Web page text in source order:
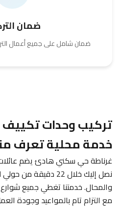
ضمان
ضمان شامل على جميع أعمال
تركيب وحدات
خدمة محلية تعرف
غرناطة حي سكني هادئ يضم
نصل إليك خلال 22
والمحال. خدمتنا تغطي جميع شوارع
مع التزام تام بالمواعيد وجودة